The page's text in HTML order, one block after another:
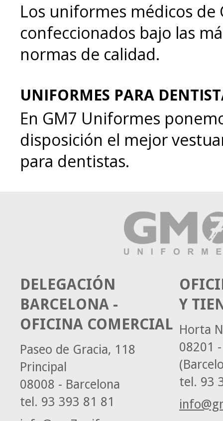
Los uniformes médicos de
confeccionados bajo las
normas de calidad.
UNIFORMES PARA
En GM7 Uniformes
disposición el mejor
para dentistas.
Y
Horta
08201
tel. 93
DELEGACIÓN
BARCELONA -
OFICINA COMERCIAL
Paseo de Gracia, 118
Principal
08008 - Barcelona
tel. 93 393 81 81